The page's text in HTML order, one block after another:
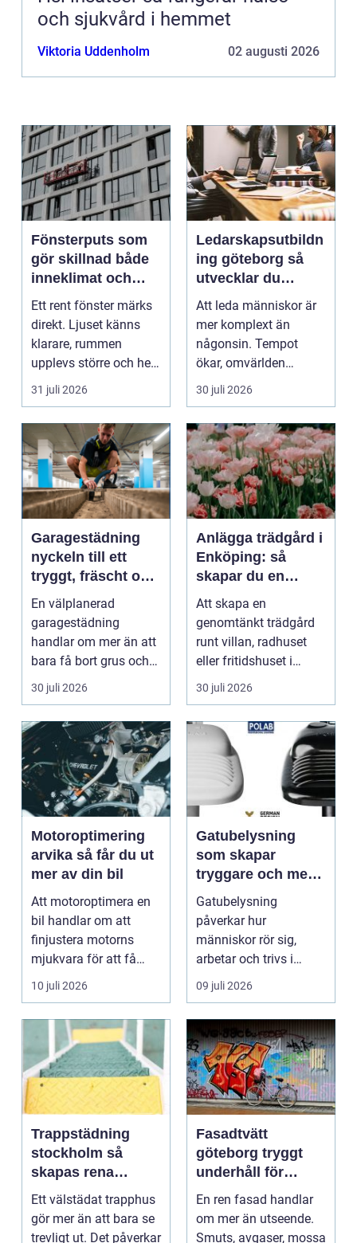
och sjukvård i hemmet
Viktoria Uddenholm 02 augusti 2026
Fönsterputs som
gör skillnad både
inneklimat och
utsikt
Ett rent fönster märks
direkt. Ljuset känns
klarare, rummen
upplevs större och hela
hemmet eller kon...
31 juli 2026
Ledarskapsutbildn
ing göteborg så
utvecklar du
ledare som håller i
längden
Att leda människor är
mer komplext än
någonsin. Tempot
ökar, omvärlden
förändras snabbt och
medarbet...
30 juli 2026
Garagestädning
nyckeln till ett
tryggt, fräscht och
hållbart garage
En välplanerad
garagestädning
handlar om mer än att
bara få bort grus och
damm från golvet.
Rena gar...
30 juli 2026
Anlägga trädgård i
Enköping: så
skapar du en
hållbar och
harmonisk
utemiljö
Att skapa en
genomtänkt trädgård
runt villan, radhuset
eller fritidshuset i
Enkö...
30 juli 2026
Motoroptimering
arvika så får du ut
mer av din bil
Att motoroptimera en
bil handlar om att
finjustera motorns
mjukvara för att få
bättre respons, mer k...
10 juli 2026
Gatubelysning
som skapar
tryggare och mer
hållbara miljöer
Gatubelysning
påverkar hur
människor rör sig,
arbetar och trivs i
städer och samhällen.
Bra belysnin...
09 juli 2026
Trappstädning
stockholm så
skapas rena
trapphus som
håller över tid
Ett välstädat trapphus
gör mer än att bara se
trevligt ut. Det påverkar
Fasadtvätt
göteborg tryggt
underhåll för
hållbara fasader
En ren fasad handlar
om mer än utseende.
Smuts, avgaser, mossa